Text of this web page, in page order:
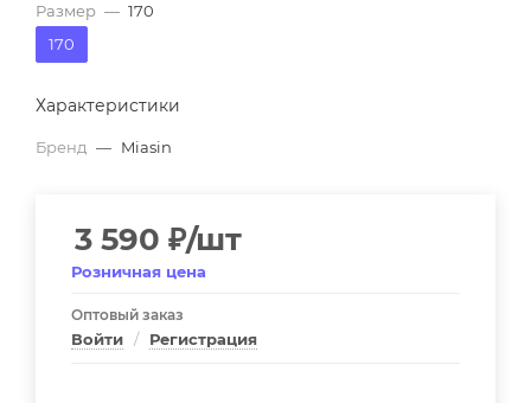
Размер — 170
170
Характеристики
Бренд — Miasin
3 590 ₽/шт
Розничная цена
Оптовый заказ
Войти / Регистрация